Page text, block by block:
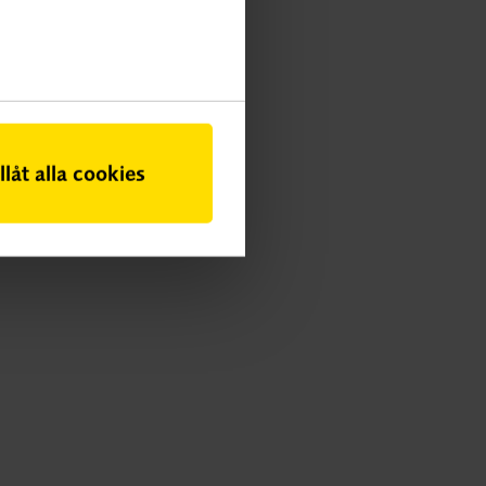
alla cookies